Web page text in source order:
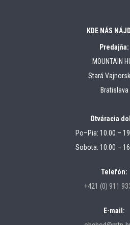
KDE NÁS
Predajňa:
MOUNTAIN
Stará
Bratislava
Otváracia
Po–Pia: 10.00 –
Sobota: 10.00 –
Telefón:
+421 (0) 911
E-mail: